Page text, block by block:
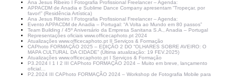
Ana Jesus Ribeiro I Fotografia Profissional Freelancer – Agenda:
APPACDM de Anadia e Sublime Dance Company apresentam “Tropeçar, por
favor!” (Residência Artística)
Ana Jesus Ribeiro I Fotografia Profissional Freelancer – Agenda:
Evento APPACDM de Anadia – Portugal: “A Volta ao Mundo em 80 passos”
Team Building / 45º Aniversário da Empresa Sanitana S.A., Anadia – Portugal
Representações oficiais www.officecaphoto.pt 2024
Atualizações www.officecaphoto.pt II Serviços & Formação
CAPhoto FORMAÇÃO 2025 – EDIÇÃO 2 DO “OLHARES SOBRE AVEIRO: O
MAPA CULTURAL DA CIDADE” (Última atualização: 19 FEV.2025)
Atualizações www.officecaphoto.pt I Serviços & Formação
P3.2024 I 1 I 2 III CAPhoto FORMAÇÃO 2024 – Muito em breve, lançamento
oficial…
P2.2024 III CAPhoto FORMAÇÃO 2024 – Workshop de Fotografia Mobile para